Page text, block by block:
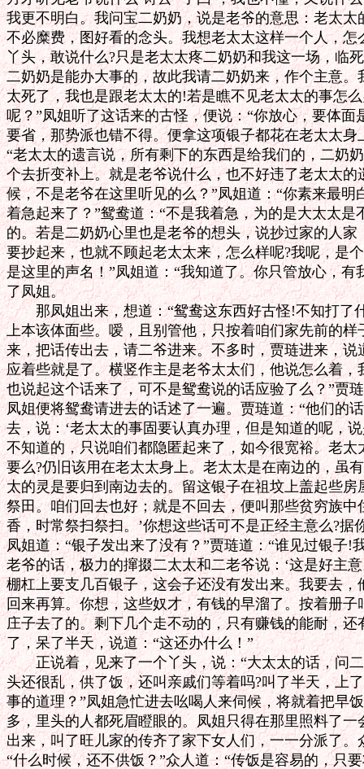
我更不明白。我问宝二奶奶，说是老爷的意思：老太
不必糜费，图好看的念头。我想老太太这样一个人，怎
丫头，敢说什么?只是老太太疼二奶奶和我这一场，临
二奶奶是能办大事的，故此我请二奶奶来，作个主意
太死了，我也是跟老太太的!若是瞧不见老太太的事怎
呢？”凤姐听了这话来的古怪，便说：“你放心，要体面
要省，那势派也错不得。便拿这项银子都花在老太太身
“老太太的遗言说，所有剩下的东西是给我们的，二奶
个去折变补上。就是老爷说什么，也不好违了老太太
候，不是老爷在这里听见的么？”凤姐道：“你素来最明
着急起来了？”鸳鸯道：“不是我着急，为的是大太太是
的。若是二奶奶心里也是老爷的想头，说抄过家的人
要抄起来，也就不顾起老太太来，怎么样呢?我呢，是
是这里的声名！”凤姐道：“我知道了。你只管放心，有
了凤姐。
那凤姐出来，想道：“鸳鸯这东西好古怪!不知打了
上本该体面些。嗳，且别管他，只按着咱们家先前的样
来，把话传出去，请二爷进来。不多时，贾琏进来，说
应着些就是了。横竖作主是老爷太太们，他说怎么着，
也说起这个话来了，可不是鸳鸯说的话应验了么？”贾
凤姐便将鸳鸯请进去的话述了一遍。贾琏道：“他们的
去，说：‘老太太的事固要认真办理，但是知道的呢，
不知道的，只说咱们都隐匿起来了，如今很宽裕。老
要么?仍旧该用在老太太身上。老太太是在南边的，虽
太的灵是要归到南边去的。留这银子在祖坟上盖起些
祭田。咱们回去也好；就是不回去，便叫那些贫穷族
香，时常祭扫祭扫。’你想这些话可不是正经主意么?据
凤姐道：“银子发出来了没有？”贾琏道：“谁见过银子!
老爷的话，极力的撺掇二太太和二老爷说：‘这是好主
棚杠上要支几百银子，这会子还没有发出来。我要去
回来再算。你想，这些奴才，有钱的早溜了。按着册
庄子去了的。剩下几个走不动的，只有赚钱的能耐，还
了，呆了半天，说道：“这还办什么！”
正说着，见来了一个丫头，说：“大太太的话，问二
头还很乱，供了饭，还叫亲戚们等着吗?叫了半天，上
事的道理？”凤姐急忙进去吆喝人来伺候，将就着把早
多，里头的人都死眉瞪眼的。凤姐只得在那里照料了
出来，叫了旺儿家的传齐了家下女人们，一一分派了
“什么时候，还不供饭？”众人道：“传饭是容易的，只